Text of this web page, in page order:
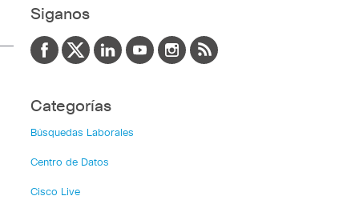
Siganos
Categorías
Búsquedas Laborales
Centro de Datos
Cisco Live